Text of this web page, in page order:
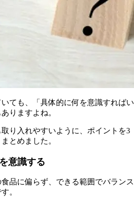
ても、「具体的に何を意識すればい
りますよね。
り入れやすいように、ポイントを3
とめました。
意識する
品に偏らず、できる範囲でバランス
。